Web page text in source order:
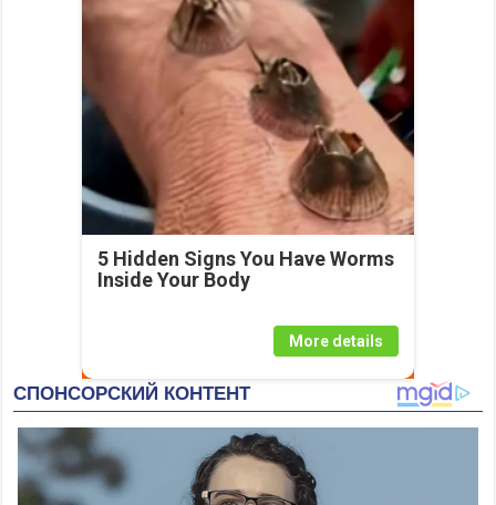
5 Hidden Signs You Have Worms
Inside Your Body
More details